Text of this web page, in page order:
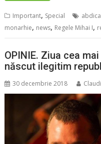
Important, Special
monarhie, news, Regele Mihai I,
OPINIE. Ziua cea
născut ilegitim
30 decembrie 2018